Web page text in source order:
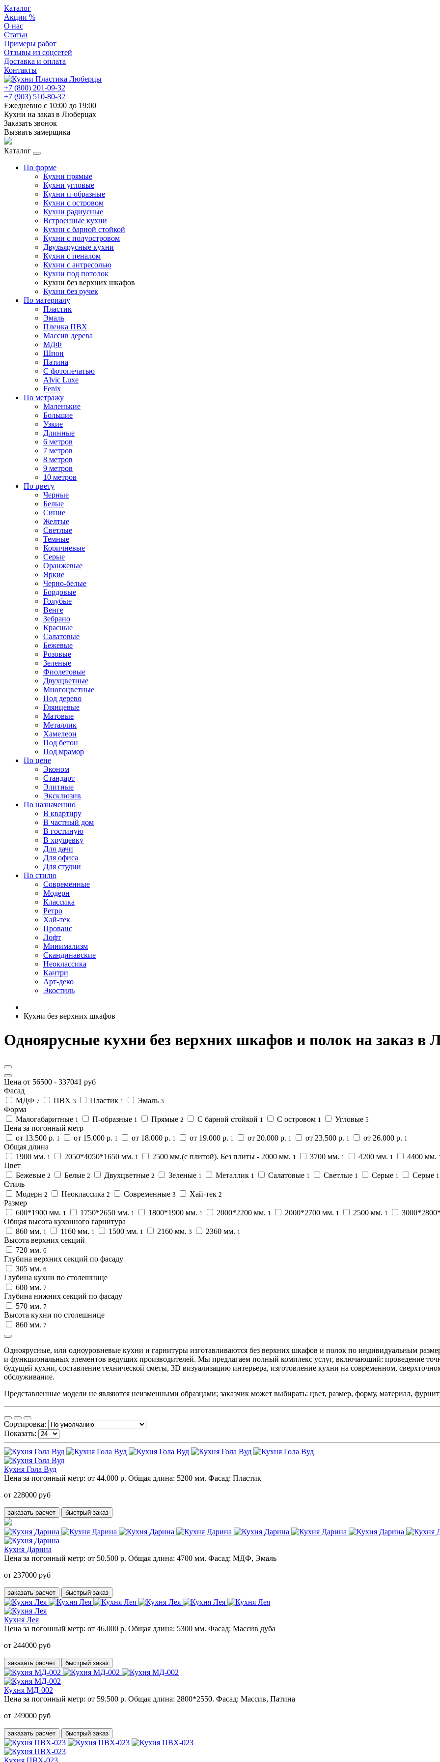
Каталог
Акции %
О нас
Статьи
Примеры работ
Отзывы из соцсетей
Доставка и оплата
Контакты
+7 (800) 201-09-32
+7 (903) 510-80-32
Ежедневно с 10:00 до 19:00
Кухни на заказ в Люберцах
Заказать звонок
Вызвать замерщика
Каталог
По форме
Кухни прямые
Кухни угловые
Кухни п-образные
Кухни с островом
Кухни радиусные
Встроенные кухни
Кухни с барной стойкой
Кухни с полуостровом
Двухъярусные кухни
Кухни с пеналом
Кухни с антресолью
Кухни под потолок
Кухни без верхних шкафов
Кухни без ручек
По материалу
Пластик
Эмаль
Пленка ПВХ
Массив дерева
МДФ
Шпон
Патина
С фотопечатью
Alvic Luxe
Fenix
По метражу
Маленькие
Большие
Узкие
Длинные
6 метров
7 метров
8 метров
9 метров
10 метров
По цвету
Черные
Белые
Синие
Желтые
Светлые
Темные
Коричневые
Серые
Оранжевые
Яркие
Черно-белые
Бордовые
Голубые
Венге
Зебрано
Красные
Салатовые
Бежевые
Розовые
Зеленые
Фиолетовые
Двухцветные
Многоцветные
Под дерево
Глянцевые
Матовые
Металлик
Хамелеон
Под бетон
Под мрамор
По цене
Эконом
Стандарт
Элитные
Эксклюзив
По назначению
В квартиру
В частный дом
В гостиную
В хрущевку
Для дачи
Для офиса
Для студии
По стилю
Современные
Модерн
Классика
Ретро
Хай-тек
Прованс
Лофт
Минимализм
Скандинавские
Неоклассика
Кантри
Арт-деко
Экостиль
Кухни без верхних шкафов
Одноярусные кухни без верхних шкафов и полок на заказ в
Цена от 56500 - 337041 руб
Фасад
МДФ 7 ПВХ 3 Пластик 1 Эмаль 3
Форма
Малогабаритные 1 П-образные 1 Прямые 2 С барной стойкой 1 С островом 1 Угловые 5
Цена за погонный метр
от 13.500 р. 1 от 15.000 р. 1 от 18.000 р. 1 от 19.000 р. 1 от 20.000 р. 1 от 23.500 р. 1 от 26.000 р. 1
Общая длина
1900 мм. 1 2050*4050*1650 мм. 1 2500 мм.(с плитой). Без плиты - 2000 мм. 1 3700 мм. 1 4200 мм. 1 4400 мм. 1
Цвет
Бежевые 2 Белые 2 Двухцветные 2 Зеленые 1 Металлик 1 Салатовые 1 Светлые 1 Серые 1 Серые 1
Стиль
Модерн 2 Неоклассика 2 Современные 3 Хай-тек 2
Размер
600*1900 мм. 1 1750*2650 мм. 1 1800*1900 мм. 1 2000*2200 мм. 1 2000*2700 мм. 1 2500 мм. 1
Общая высота кухонного гарнитура
860 мм. 1 1160 мм. 1 1500 мм. 1 2160 мм. 3 2360 мм. 1
Высота верхних секций
720 мм. 6
Глубина верхних секций по фасаду
305 мм. 6
Глубина кухни по столешнице
600 мм. 7
Глубина нижних секций по фасаду
570 мм. 7
Высота кухни по столешнице
860 мм. 7
Одноярусные, или одноуровневые кухни и гарнитуры изготавливаются без верхних шкафов и полок по индивидуальным
и функциональных элементов ведущих производителей. Мы предлагаем полный комплекс услуг, включающий: проведение
будущей кухни, составление технической сметы, 3D визуализацию интерьера, изготовление кухни на современном,
обслуживание.
Представленные модели не являются неизменными образцами; заказчик может выбирать: цвет, размер, форму, материал,
Сортировка:
Показать:
Кухня Гола Вуд
Цена за погонный метр: от 44.000 р. Общая длина: 5200 мм. Фасад: Пластик
от 228000 руб
заказать расчет быстрый заказ
Кухня Дарина
Цена за погонный метр: от 50.500 р. Общая длина: 4700 мм. Фасад: МДФ, Эмаль
от 237000 руб
заказать расчет быстрый заказ
Кухня Лея
Цена за погонный метр: от 46.000 р. Общая длина: 5300 мм. Фасад: Массив дуба
от 244000 руб
заказать расчет быстрый заказ
Кухня МД-002
Цена за погонный метр: от 59.500 р. Общая длина: 2800*2550. Фасад: Массив, Патина
от 249000 руб
заказать расчет быстрый заказ
Кухня ПВХ-023